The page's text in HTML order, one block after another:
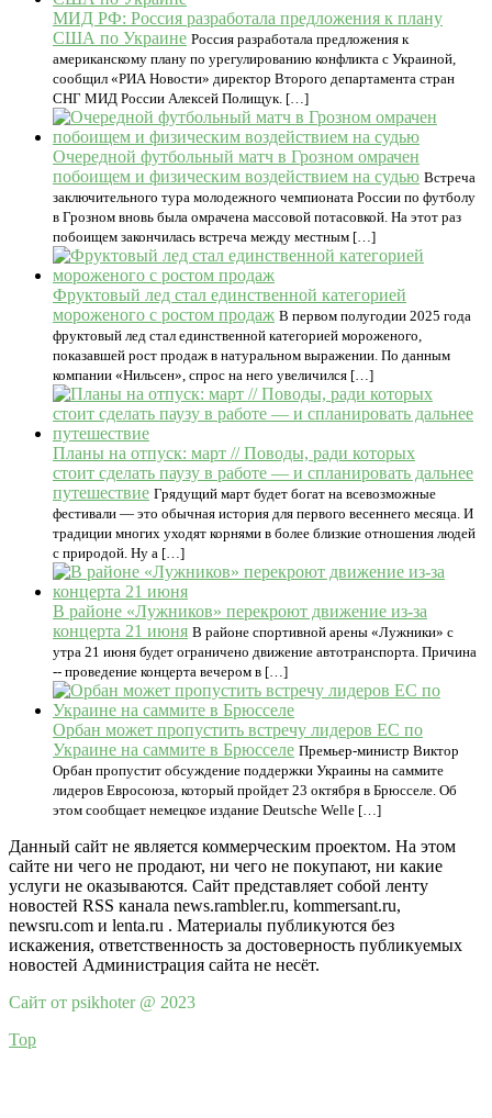
МИД РФ: Россия разработала предложения к плану
США по Украине Россия разработала предложения к
американскому плану по урегулированию конфликта с Украиной,
сообщил «РИА Новости» директор Второго департамента стран
СНГ МИД России Алексей Полищук. […]
Очередной футбольный матч в Грозном омрачен
побоищем и физическим воздействием на судью Встреча
заключительного тура молодежного чемпионата России по футболу
в Грозном вновь была омрачена массовой потасовкой. На этот раз
побоищем закончилась встреча между местным […]
Фруктовый лед стал единственной категорией
мороженого с ростом продаж В первом полугодии 2025 года
фруктовый лед стал единственной категорией мороженого,
показавшей рост продаж в натуральном выражении. По данным
компании «Нильсен», спрос на него увеличился […]
Планы на отпуск: март // Поводы, ради которых
стоит сделать паузу в работе — и спланировать дальнее
путешествие Грядущий март будет богат на всевозможные
фестивали — это обычная история для первого весеннего месяца. И
традиции многих уходят корнями в более близкие отношения людей
с природой. Ну а […]
В районе «Лужников» перекроют движение из-за
концерта 21 июня В районе спортивной арены «Лужники» с
утра 21 июня будет ограничено движение автотранспорта. Причина
-- проведение концерта вечером в […]
Орбан может пропустить встречу лидеров ЕС по
Украине на саммите в Брюсселе Премьер-министр Виктор
Орбан пропустит обсуждение поддержки Украины на саммите
лидеров Евросоюза, который пройдет 23 октября в Брюсселе. Об
этом сообщает немецкое издание Deutsche Welle […]
Данный сайт не является коммерческим проектом. На этом
сайте ни чего не продают, ни чего не покупают, ни какие
услуги не оказываются. Сайт представляет собой ленту
новостей RSS канала news.rambler.ru, kommersant.ru,
newsru.com и lenta.ru . Материалы публикуются без
искажения, ответственность за достоверность публикуемых
новостей Администрация сайта не несёт.
Сайт от psikhoter @ 2023
Top